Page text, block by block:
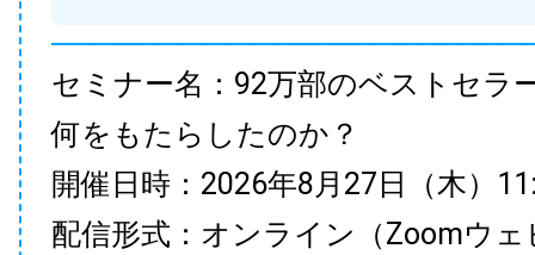
セミナー名：92万部のベストセラ
何をもたらしたのか？
開催日時：2026年8月27日（木）
配信形式：オンライン（Zoomウェ